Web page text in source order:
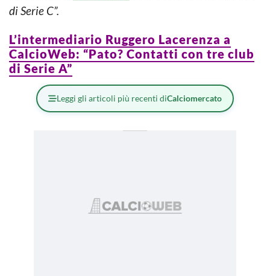
di Serie C”.
L’intermediario Ruggero Lacerenza a
CalcioWeb: “Pato? Contatti con tre club
di Serie A”
Leggi gli articoli più recenti diCalciomercato